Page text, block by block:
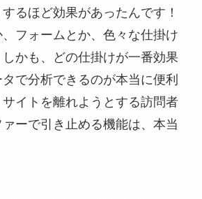
るほど効果があったんです！
フォームとか、色々な仕掛け
かも、どの仕掛けが一番効果
で分析できるのが本当に便利
イトを離れようとする訪問者
ーで引き止める機能は、本当